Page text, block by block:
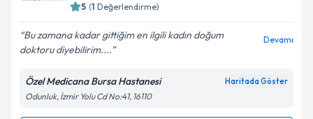
5 (1 Değerlendirme)
Bu zamana kadar gittiğim en ilgili kadın doğum
doktoru diyebilirim....
Devamı
Özel Medicana Bursa Hastanesi Haritada Göster
Odunluk, İzmir Yolu Cd No:41, 16110